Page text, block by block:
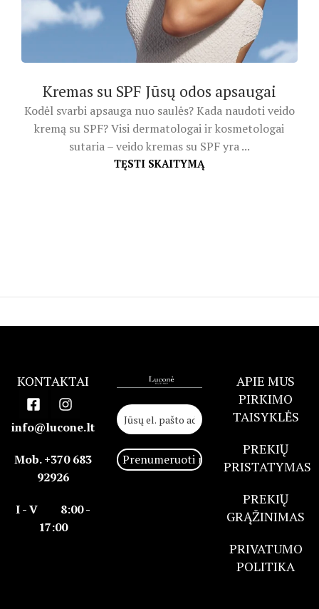
Kremas su SPF Jūsų odos apsaugai
Kodėl svarbi apsauga nuo saulės? Kada naudoti veido
kremą su SPF? Visi dermatologai ir kosmetologai
sutaria – veido kremas su SPF yra ...
TĘSTI SKAITYMĄ
KONTAKTAI
info@lucone.lt
Mob. +370 683
92926
I - V 8:00 -
17:00
APIE MUS
PIRKIMO
TAISYKLĖS
PREKIŲ
PRISTATYMAS
PREKIŲ
GRĄŽINIMAS
PRIVATUMO
POLITIKA